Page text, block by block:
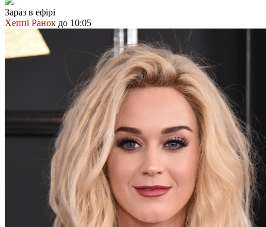
Зараз в ефірі
Хеппі Ранок до 10:05